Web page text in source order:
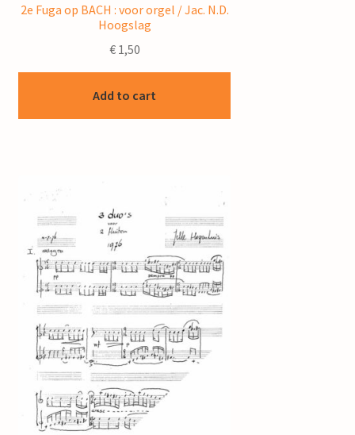
2e Fuga op BACH : voor orgel / Jac. N.D.
Hoogslag
€1,50
Add to cart